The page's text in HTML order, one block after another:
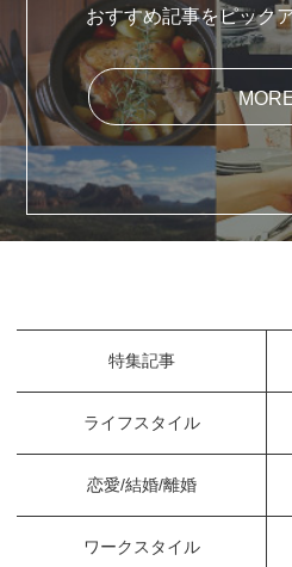
おすすめ記事をピック
特集記事
ライフスタイル
恋愛/結婚/離婚
ワークスタイル